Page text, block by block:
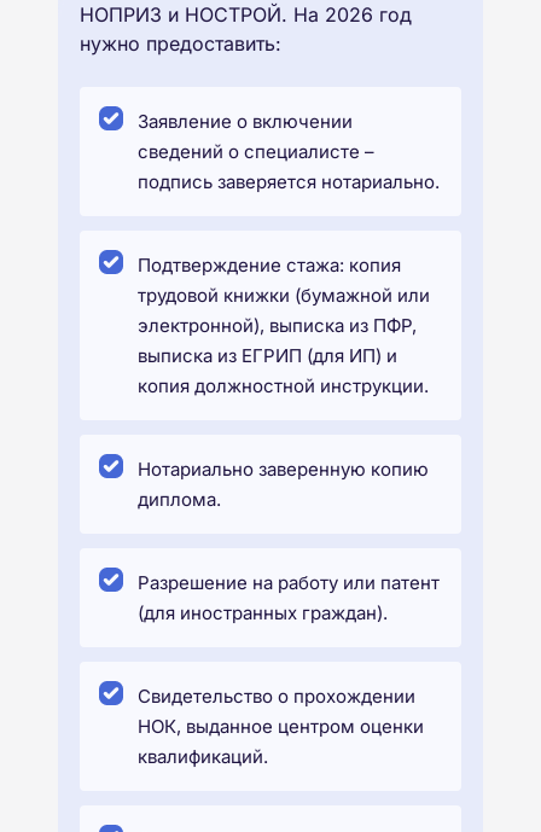
НОПРИЗ и НОСТРОЙ. На 2026 год
нужно предоставить:
Заявление о включении
сведений о специалисте –
подпись заверяется нотариально.
Подтверждение стажа: копия
трудовой книжки (бумажной или
электронной), выписка из ПФР,
выписка из ЕГРИП (для ИП) и
копия должностной инструкции.
Нотариально заверенную копию
диплома.
Разрешение на работу или патент
(для иностранных граждан).
Свидетельство о прохождении
НОК, выданное центром оценки
квалификаций.